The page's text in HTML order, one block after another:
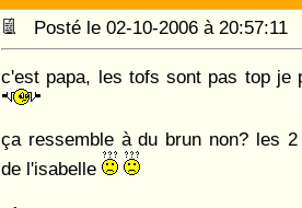
Posté le 02-10-2006 à
c'est papa, les tofs sont pas top je
ça ressemble à du brun non? les
de l'isabelle